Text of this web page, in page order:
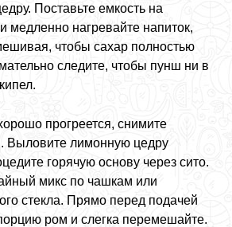
Поставьте емкость на
медленно нагревайте напиток,
чтобы сахар полностью
следите, чтобы пунш ни в
прогреется, снимите
Выловите лимонную цедру
горячую основу через сито.
микс по чашкам или
стекла. Прямо перед подачей
ром и слегка перемешайте.